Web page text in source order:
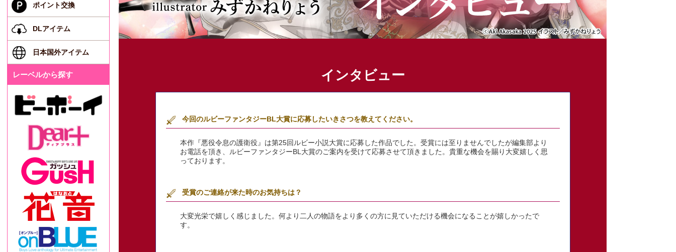
インタビュー
今回のルビーファンタジーBL大賞に応募したいきさつを教えてください。
本作『悪役令息の護衛役』は第25回ルビー小説大賞に応募した作品でした。受賞には至りませんでしたが編集部より
お電話を頂き、ルビーファンタジーBL大賞のご案内を受けて応募させて頂きました。貴重な機会を賜り大変嬉しく思
っております。
受賞のご連絡が来た時のお気持ちは？
大変光栄で嬉しく感じました。何より二人の物語をより多くの方に見ていただける機会になることが嬉しかったで
す。
ポイント交換
DLアイテム
日本国外アイテム
レーベルから探す